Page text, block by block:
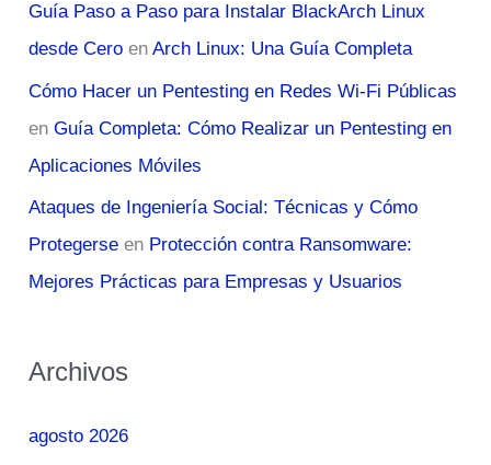
Guía Paso a Paso para Instalar BlackArch Linux
desde Cero enArch Linux: Una Guía Completa
Cómo Hacer un Pentesting en Redes Wi-Fi Públicas
enGuía Completa: Cómo Realizar un Pentesting en
Aplicaciones Móviles
Ataques de Ingeniería Social: Técnicas y Cómo
Protegerse en Protección contra Ransomware:
Mejores Prácticas para Empresas y Usuarios
Archivos
agosto 2026